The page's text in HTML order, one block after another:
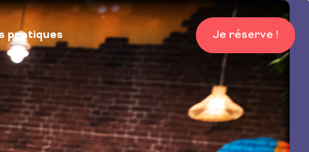
pratiques Je réserve !